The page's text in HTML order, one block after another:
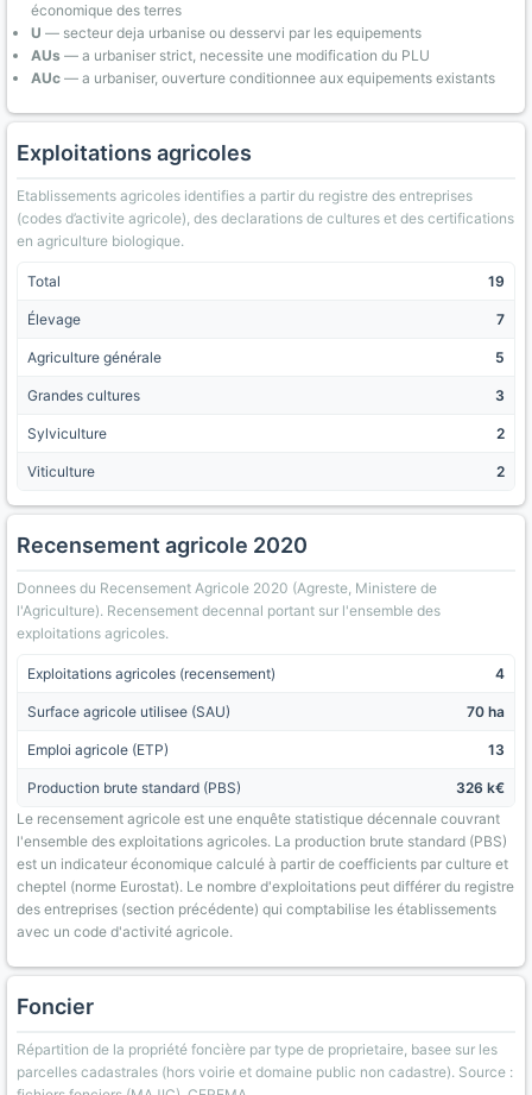
économique des terres
U — secteur deja urbanise ou desservi par les equipements
AUs — a urbaniser strict, necessite une modification du PLU
AUc — a urbaniser, ouverture conditionnee aux equipements existants
Exploitations agricoles
Etablissements agricoles identifies a partir du registre des entreprises
(codes d’activite agricole), des declarations de cultures et des certifications
en agriculture biologique.
Total 19
Élevage 7
Agriculture générale 5
Grandes cultures 3
Sylviculture 2
Viticulture 2
Recensement agricole 2020
Donnees du Recensement Agricole 2020 (Agreste, Ministere de
l'Agriculture). Recensement decennal portant sur l'ensemble des
exploitations agricoles.
Exploitations agricoles (recensement) 4
Surface agricole utilisee (SAU) 70 ha
Emploi agricole (ETP) 13
Production brute standard (PBS)
326 k€
Le recensement agricole est une enquête statistique décennale couvrant
l'ensemble des exploitations agricoles. La production brute standard (PBS)
est un indicateur économique calculé à partir de coefficients par culture et
cheptel (norme Eurostat). Le nombre d'exploitations peut différer du registre
des entreprises (section précédente) qui comptabilise les établissements
avec un code d'activité agricole.
Foncier
Répartition de la propriété foncière par type de proprietaire, basee sur les
parcelles cadastrales (hors voirie et domaine public non cadastre). Source :